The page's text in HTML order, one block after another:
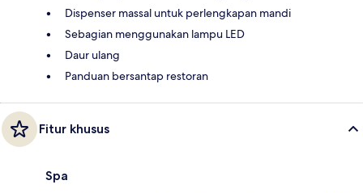
Dispenser massal untuk perlengkapan mandi
Sebagian menggunakan lampu LED
Daur ulang
Panduan bersantap restoran
Fitur khusus
Spa